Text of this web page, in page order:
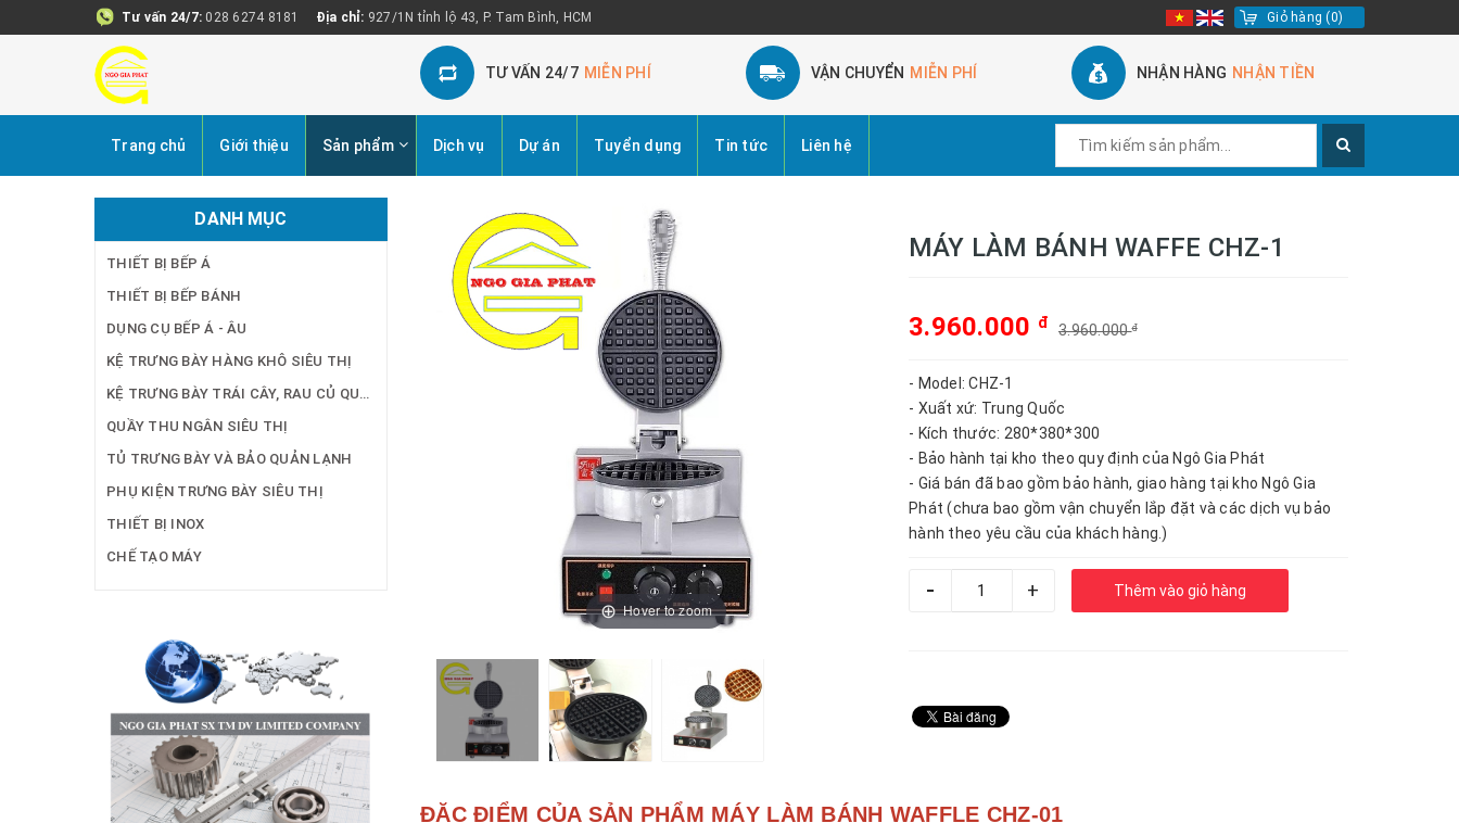
Tư vấn 24/7: 028 6274 8181 Địa chỉ: 927/1N tỉnh lộ 43, P. Tam Bình, HCM Giỏ hàng (0)
TƯ VẤN 24/7 MIỄN PHÍ VẬN CHUYỂN MIỄN PHÍ NHẬN HÀNG NHẬN TIỀN
Trang chủ Giới thiệu Sản phẩm Dịch vụ Dự án Tuyển dụng Tin tức Liên hệ
Hover to zoom
MÁY LÀM BÁNH WAFFE CHZ-1
3.960.000 đ 3.960.000đ
- Model: CHZ-1
- Xuất xứ: Trung Quốc
- Kích thước: 280*380*300
- Bảo hành tại kho theo quy định của Ngô Gia Phát
- Giá bán đã bao gồm bảo hành, giao hàng tại kho Ngô Gia
Phát (chưa bao gồm vận chuyển lắp đặt và các dịch vụ bảo
hành theo yêu cầu của khách hàng.)
- + Thêm vào giỏ hàng
ĐẶC ĐIỂM CỦA SẢN PHẨM MÁY LÀM BÁNH WAFFLE CHZ-01
DANH MỤC
THIẾT BỊ BẾP Á
THIẾT BỊ BẾP BÁNH
DỤNG CỤ BẾP Á - ÂU
KỆ TRƯNG BÀY HÀNG KHÔ SIÊU THỊ
QUẦY THU NGÂN SIÊU THỊ
TỦ TRƯNG BÀY VÀ BẢO QUẢN LẠNH
PHỤ KIỆN TRƯNG BÀY SIÊU THỊ
THIẾT BỊ INOX
CHẾ TẠO MÁY